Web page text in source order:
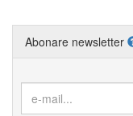
Abonare newsletter